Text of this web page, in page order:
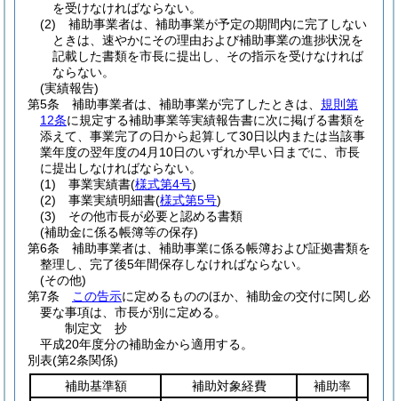
を受けなければならない。
(2)
補助事業者は、補助事業が予定の期間内に完了しない
ときは、速やかにその理由および補助事業の進捗状況を
記載した書類を市長に提出し、その指示を受けなければ
ならない。
(実績報告)
第5条
補助事業者は、補助事業が完了したときは、 規則第
12条に規定する補助事業等実績報告書に次に掲げる書類を
添えて、事業完了の日から起算して30日以内または当該事
業年度の翌年度の4月10日のいずれか早い日までに、市長
に提出しなければならない。
(1)
事業実績書(様式第4号)
(2)
事業実績明細書(様式第5号)
(3)
その他市長が必要と認める書類
(補助金に係る帳簿等の保存)
第6条
補助事業者は、補助事業に係る帳簿および証拠書類を
整理し、完了後5年間保存しなければならない。
(その他)
第7条
この告示に定めるもののほか、補助金の交付に関し必
要な事項は、市長が別に定める。
制定文 抄
平成20年度分の補助金から適用する。
別表(第2条関係)
補助基準額
補助対象経費
補助率